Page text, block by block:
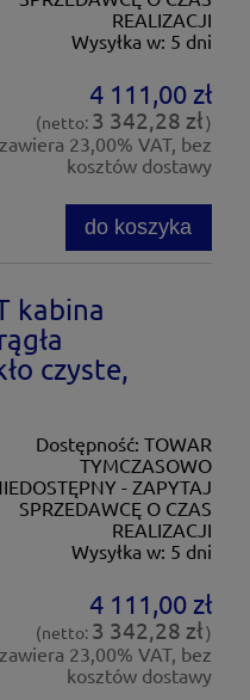
REALIZACJI
Wysyłka w: 5 dni
4 111,00 zł
(netto: 3 342,28 zł)
zawiera 23,00% VAT, bez
kosztów dostawy
do koszyka
kabina
czyste,
Dostępność: TOWAR
TYMCZASOWO
- ZAPYTAJ
SPRZEDAWCĘ O CZAS
REALIZACJI
Wysyłka w: 5 dni
4 111,00 zł
(netto: 3 342,28 zł)
zawiera 23,00% VAT, bez
kosztów dostawy